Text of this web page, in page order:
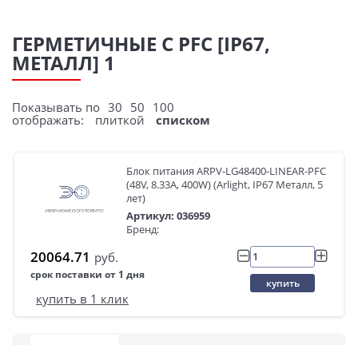
ГЕРМЕТИЧНЫЕ С PFC [IP67,
МЕТАЛЛ] 1
Показывать по 30 50 100
отображать:
плиткой списком
Блок питания ARPV-LG48400-LINEAR-PFC
(48V, 8.33A, 400W) (Arlight, IP67 Металл, 5
лет)
Артикул: 036959
Бренд:
20064.71 руб.
срок поставки от 1 дня
купить
купить в 1 клик